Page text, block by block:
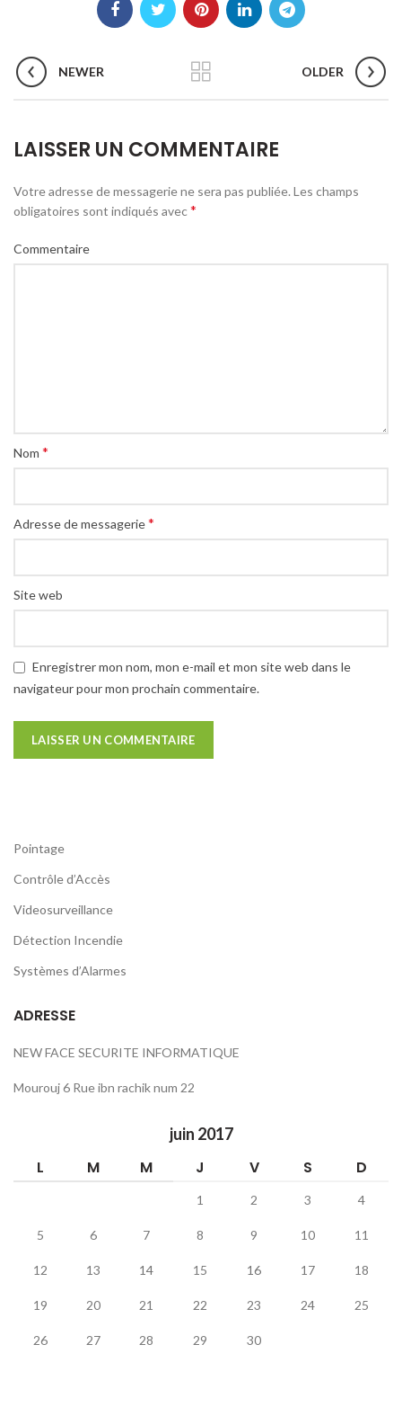
NEWER OLDER
LAISSER UN COMMENTAIRE
Votre adresse de messagerie ne sera pas publiée. Les champs
obligatoires sont indiqués avec*
Commentaire
Nom *
Adresse de messagerie*
Site web
Enregistrer mon nom, mon e-mail et mon site web dans le
navigateur pour mon prochain commentaire.
Pointage
Contrôle d’Accès
Videosurveillance
Détection Incendie
Systèmes d’Alarmes
ADRESSE
NEW FACE SECURITE INFORMATIQUE
Mourouj 6 Rue ibn rachik num 22
juin 2017
L M M J V S D
1 2 3 4
5 6 7 8 9 10 11
12 13 14 15 16 17 18
19 20 21 22 23 24 25
26 27 28 29 30